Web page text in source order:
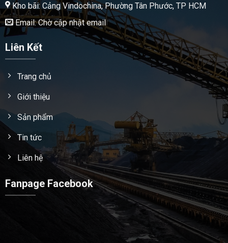
Kho bãi: Cảng Vindochina, Phường Tân Phước, TP HCM
Email: Chờ cập nhật email
Liên Kết
Trang chủ
Giới thiệu
Sản phẩm
Tin tức
Liên hệ
Fanpage Facebook